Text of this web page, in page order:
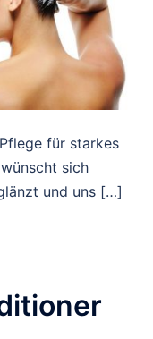
für starkes
sich
und uns […]